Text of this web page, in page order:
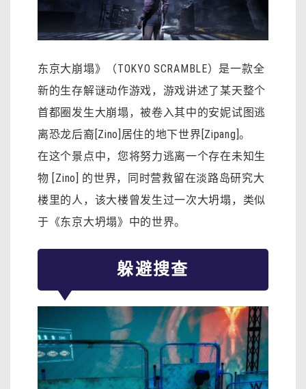
东京大崩塌》（TOKYO SCRAMBLE）是一款全
新的生存解谜动作游戏，游戏讲述了某天整个
首都圈发生大崩塌，被卷入其中的安妮试图逃
离恐龙后裔[Zino]居住的地下世界[Zipang]。
在这个景点中，您将努力逃离一个存在未知生
物 [Zino] 的世界，同时营救留在淡路岛研究大
楼里的人，该大楼曾发生过一次大坍塌，类似
于《东京大坍塌》中的世界。
躲避搜查